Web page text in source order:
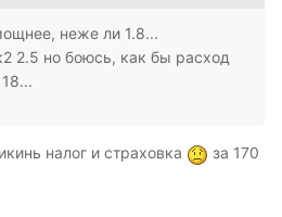
неже ли 1.8...
2.5 но боюсь, как бы расход
налог и страховка
за 170